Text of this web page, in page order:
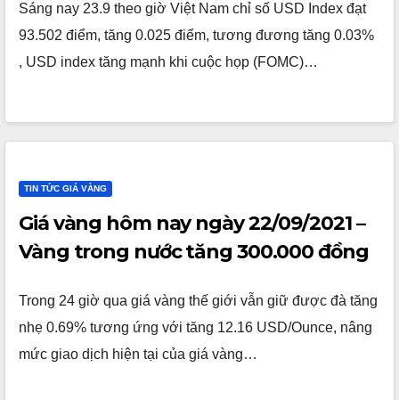
Sáng nay 23.9 theo giờ Việt Nam chỉ số USD Index đạt
93.502 điểm, tăng 0.025 điểm, tương đương tăng 0.03%
, USD index tăng mạnh khi cuộc họp (FOMC)…
TIN TỨC GIÁ VÀNG
Giá vàng hôm nay ngày 22/09/2021 –
Vàng trong nước tăng 300.000 đồng
Trong 24 giờ qua giá vàng thế giới vẫn giữ được đà tăng
nhẹ 0.69% tương ứng với tăng 12.16 USD/Ounce, nâng
mức giao dịch hiện tại của giá vàng…